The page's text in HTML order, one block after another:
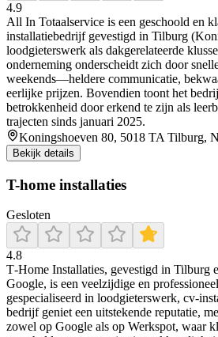
4.9
All In Totaalservice is een geschoold en
installatiebedrijf gevestigd in Tilburg
loodgieterswerk als dakgerelateerde
onderneming onderscheidt zich door
weekends—heldere communicatie,
eerlijke prijzen. Bovendien toont het
betrokkenheid door erkend te zijn als
trajecten sinds januari 2025.
Koningshoeven 80, 5018 TA Tilburg,
Bekijk details
T-home installaties
Gesloten
4.8
T‑Home Installaties, gevestigd in Tilburg
Google, is een veelzijdige en
gespecialiseerd in loodgieterswerk, cv-
bedrijf geniet een uitstekende reputatie,
zowel op Google als op Werkspot, waar